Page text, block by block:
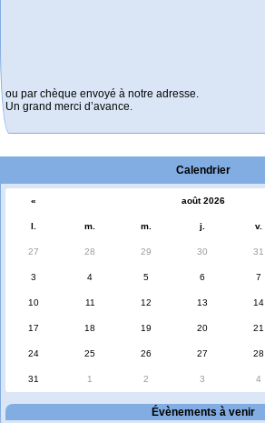
ou par chèque envoyé à notre adresse.
Un grand merci d’avance.
Calendrier
« août 2026
l. m. m. j. v.
27 28 29 30 31
3 4 5 6 7
10 11 12 13 14
17 18 19 20 21
24 25 26 27 28
31 1 2 3 4
Évènements à venir